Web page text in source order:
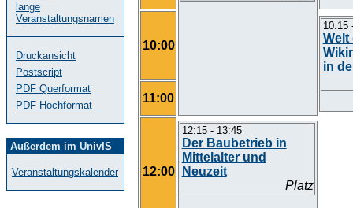
lange
Veranstaltungsnamen
Druckansicht
Postscript
PDF Querformat
PDF Hochformat
Außerdem im UnivIS
Veranstaltungskalender
10:00
10:15
Welt
in
11:00
12:00
12:15 - 13:45
Der Baubetrieb in
Mittelalter und
Neuzeit
Platz